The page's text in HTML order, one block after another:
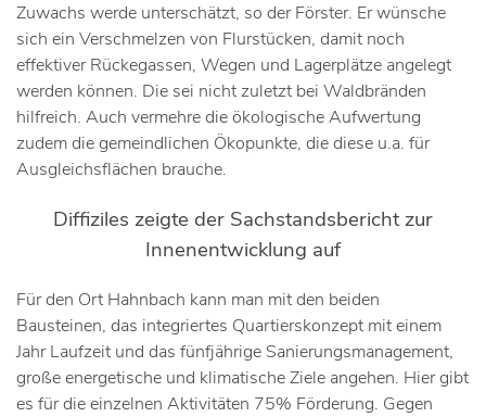
Zuwachs werde unterschätzt, so der Förster. Er wünsche
sich ein Verschmelzen von Flurstücken, damit noch
effektiver Rückegassen, Wegen und Lagerplätze angelegt
werden können. Die sei nicht zuletzt bei Waldbränden
hilfreich. Auch vermehre die ökologische Aufwertung
zudem die gemeindlichen Ökopunkte, die diese u.a. für
Ausgleichsflächen brauche.
Diffiziles zeigte der Sachstandsbericht zur
Innenentwicklung auf
Für den Ort Hahnbach kann man mit den beiden
Bausteinen, das integriertes Quartierskonzept mit einem
Jahr Laufzeit und das fünfjährige Sanierungsmanagement,
große energetische und klimatische Ziele angehen. Hier gibt
es für die einzelnen Aktivitäten 75% Förderung. Gegen